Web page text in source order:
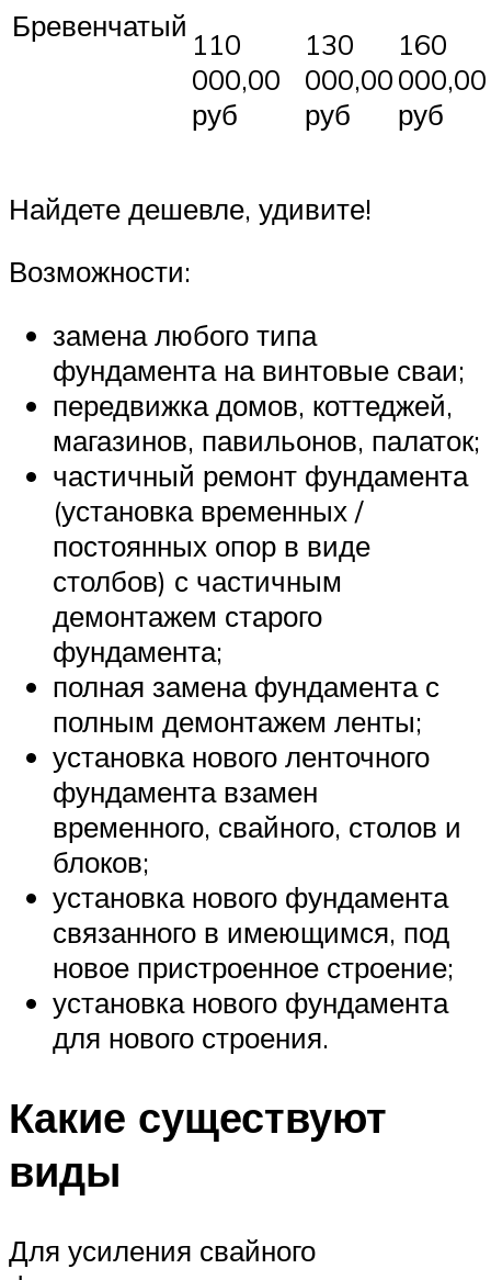
Бревенчатый
110
000,00
руб
130
000,00
руб
160
000,00
руб
Найдете дешевле, удивите!
Возможности:
замена любого типа
фундамента на винтовые сваи;
передвижка домов, коттеджей,
магазинов, павильонов, палаток;
частичный ремонт фундамента
(установка временных /
постоянных опор в виде
столбов) с частичным
демонтажем старого
фундамента;
полная замена фундамента с
полным демонтажем ленты;
установка нового ленточного
фундамента взамен
временного, свайного, столов и
блоков;
установка нового фундамента
связанного в имеющимся, под
новое пристроенное строение;
установка нового фундамента
для нового строения.
Какие существуют
виды
Для усиления свайного